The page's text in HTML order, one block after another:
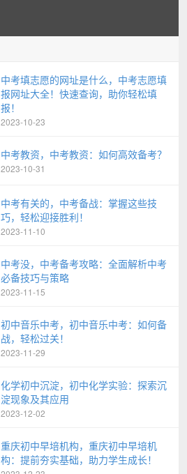
中考填志愿的网址是什么，中考志愿填
报网址大全！快速查询，助你轻松填
报！
2023-10-23
中考教资，中考教资：如何高效备考？
2023-10-31
中考有关的，中考备战：掌握这些技
巧，轻松迎接胜利！
2023-11-10
中考没，中考备考攻略：全面解析中考
必备技巧与策略
2023-11-15
初中音乐中考，初中音乐中考：如何备
战，轻松过关！
2023-11-29
化学初中沉淀，初中化学实验：探索沉
淀现象及其应用
2023-12-02
重庆初中早培机构，重庆初中早培机
构：提前夯实基础，助力学生成长！